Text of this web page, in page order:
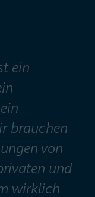
ein
brauchen
von
und
wirklich